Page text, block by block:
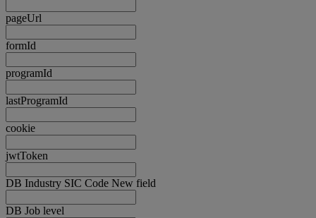
pageUrl
formId
programId
lastProgramId
cookie
jwtToken
DB Industry SIC Code New field
DB Job level